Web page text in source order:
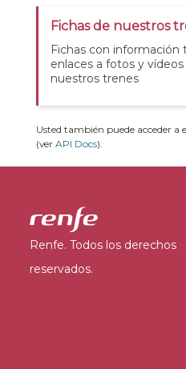
Fichas de nuestros
Fichas con información
enlaces a fotos y vídeos
nuestros trenes
Usted también puede acceder a
(ver API Docs).
Renfe. Todos los derechos
reservados.